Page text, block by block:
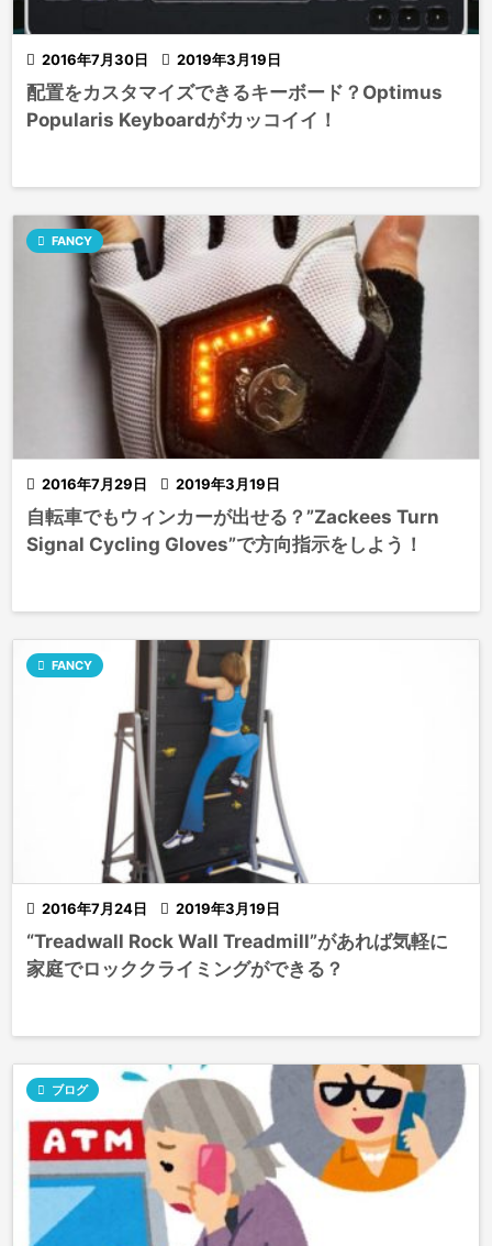
 2016年7月30日  2019年3月19日
配置をカスタマイズできるキーボード？Optimus
Popularis Keyboardがカッコイイ！
 2016年7月29日  2019年3月19日
 FANCY
自転車でもウィンカーが出せる？”Zackees Turn
Signal Cycling Gloves”で方向指示をしよう！
 2016年7月24日  2019年3月19日
 FANCY
“Treadwall Rock Wall Treadmill”があれば気軽に
家庭でロッククライミングができる？
 ブログ